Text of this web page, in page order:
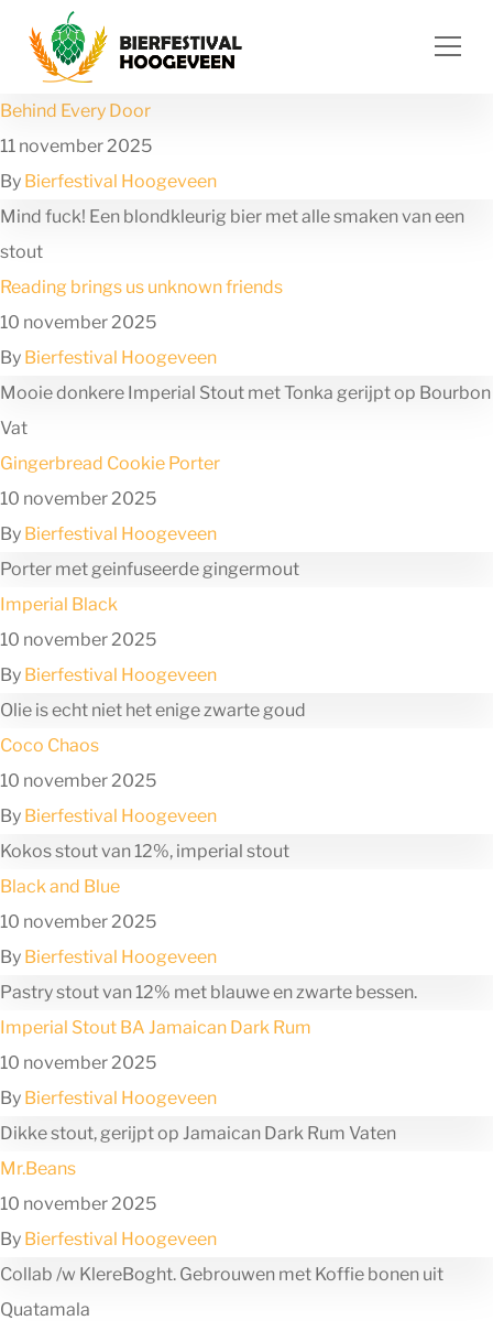
Ga naar de inhoud
Behind Every Door
11 november 2025
By Bierfestival Hoogeveen
Mind fuck! Een blondkleurig bier met alle smaken van een
stout
Reading brings us unknown friends
10 november 2025
By Bierfestival Hoogeveen
Mooie donkere Imperial Stout met Tonka gerijpt op Bourbon
Vat
Gingerbread Cookie Porter
10 november 2025
By Bierfestival Hoogeveen
Porter met geinfuseerde gingermout
Imperial Black
10 november 2025
By Bierfestival Hoogeveen
Olie is echt niet het enige zwarte goud
Coco Chaos
10 november 2025
By Bierfestival Hoogeveen
Kokos stout van 12%, imperial stout
Black and Blue
10 november 2025
By Bierfestival Hoogeveen
Pastry stout van 12% met blauwe en zwarte bessen.
Imperial Stout BA Jamaican Dark Rum
10 november 2025
By Bierfestival Hoogeveen
Dikke stout, gerijpt op Jamaican Dark Rum Vaten
Mr.Beans
10 november 2025
By Bierfestival Hoogeveen
Collab /w KlereBoght. Gebrouwen met Koffie bonen uit
Quatamala